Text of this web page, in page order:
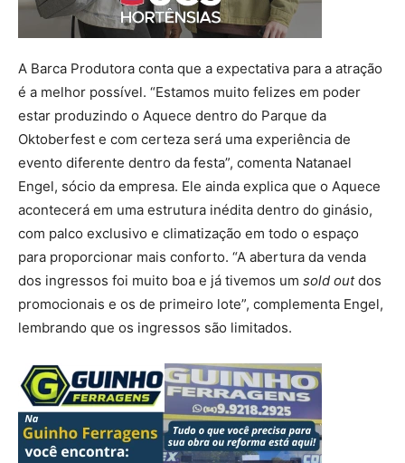
A Barca Produtora conta que a expectativa para a atração
é a melhor possível. “Estamos muito felizes em poder
estar produzindo o Aquece dentro do Parque da
Oktoberfest e com certeza será uma experiência de
evento diferente dentro da festa”, comenta Natanael
Engel, sócio da empresa. Ele ainda explica que o Aquece
acontecerá em uma estrutura inédita dentro do ginásio,
com palco exclusivo e climatização em todo o espaço
para proporcionar mais conforto. “A abertura da venda
dos ingressos foi muito boa e já tivemos um sold outdos
promocionais e os de primeiro lote”, complementa Engel,
lembrando que os ingressos são limitados.